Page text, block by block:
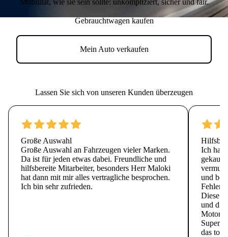
Gebrauchtwagen kaufen
Mein Auto verkaufen
Lassen Sie sich von unseren Kunden überzeugen
Große Auswahl
Große Auswahl an Fahrzeugen vieler Marken.
Da ist für jeden etwas dabei. Freundliche und
hilfsbereite Mitarbeiter, besonders Herr Maloki
hat dann mit mir alles vertragliche besprochen.
Ich bin sehr zufrieden.
Ich
und bei
Diese
und die
Super,
das